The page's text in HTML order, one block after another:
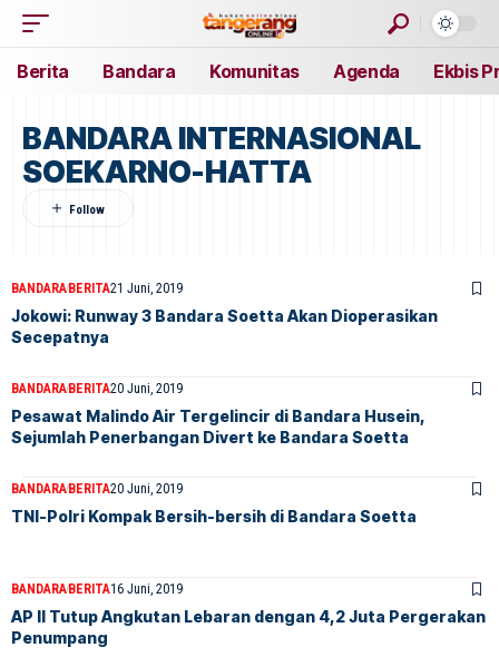
Berita Bandara Komunitas Agenda Ekbis
BANDARA INTERNASIONAL
SOEKARNO-HATTA
BANDARABERITA21 Juni, 2019
Jokowi: Runway 3 Bandara Soetta Akan Dioperasikan
Secepatnya
BANDARABERITA20 Juni, 2019
Pesawat Malindo Air Tergelincir di Bandara Husein,
Sejumlah Penerbangan Divert ke Bandara Soetta
BANDARABERITA20 Juni, 2019
TNI-Polri Kompak Bersih-bersih di Bandara Soetta
BANDARABERITA16 Juni, 2019
AP II Tutup Angkutan Lebaran dengan 4,2 Juta Pergerakan
Penumpang